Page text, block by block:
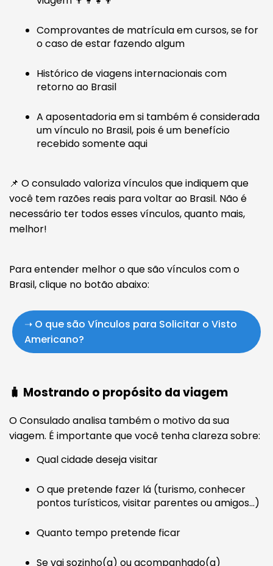
Comprovantes de matrícula em cursos, se for
o caso de estar fazendo algum
Histórico de viagens internacionais com
retorno ao Brasil
A aposentadoria em si também é considerada
um vínculo no Brasil, pois é um benefício
recebido somente aqui
📌 O consulado valoriza vínculos que indiquem que
você tem razões reais para voltar ao Brasil. Não é
necessário ter todos esses vínculos, quanto mais,
melhor!
Para entender melhor o que são vínculos com o
Brasil, clique no botão abaixo:
➝ O que são Vínculos para Solicitar o Visto
Americano?
🧳 Mostrando o propósito da viagem
O Consulado analisa também o motivo da sua
viagem. É importante que você tenha clareza sobre:
Qual cidade deseja visitar
O que pretende fazer lá (turismo, conhecer
pontos turísticos, visitar parentes ou amigos...)
Quanto tempo pretende ficar
Se vai sozinho(a) ou acompanhado(a)